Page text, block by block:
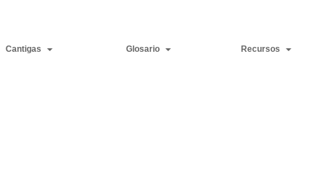
Cantigas Glosario Recursos